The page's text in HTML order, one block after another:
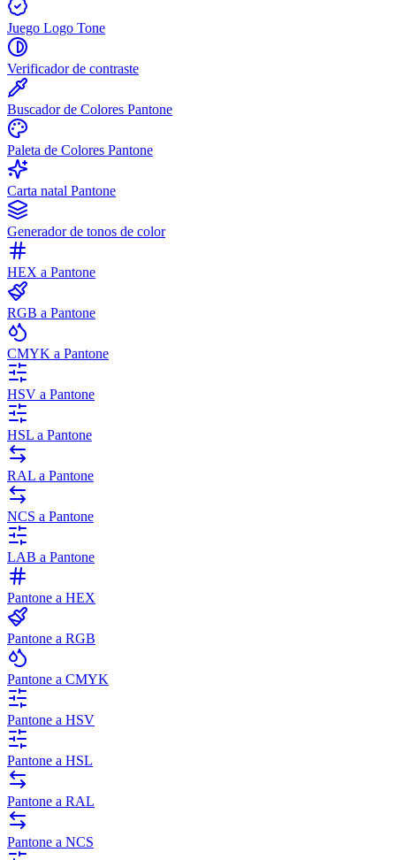
Juego Logo Tone
Verificador de contraste
Buscador de Colores Pantone
Paleta de Colores Pantone
Carta natal Pantone
Generador de tonos de color
HEX a Pantone
RGB a Pantone
CMYK a Pantone
HSV a Pantone
HSL a Pantone
RAL a Pantone
NCS a Pantone
LAB a Pantone
Pantone a HEX
Pantone a RGB
Pantone a CMYK
Pantone a HSV
Pantone a HSL
Pantone a RAL
Pantone a NCS